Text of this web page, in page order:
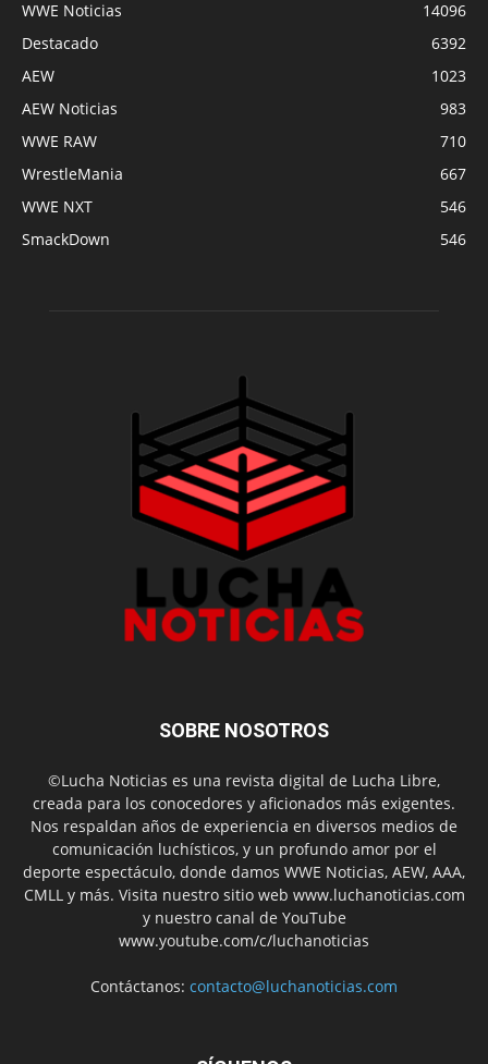
WWE Noticias
14096
Destacado
6392
AEW
1023
AEW Noticias
983
WWE RAW
710
WrestleMania
667
WWE NXT
546
SmackDown
546
SOBRE NOSOTROS
©Lucha Noticias es una revista digital de Lucha Libre,
creada para los conocedores y aficionados más exigentes.
Nos respaldan años de experiencia en diversos medios de
comunicación luchísticos, y un profundo amor por el
deporte espectáculo, donde damos WWE Noticias, AEW, AAA,
CMLL y más. Visita nuestro sitio web www.luchanoticias.com
y nuestro canal de YouTube
www.youtube.com/c/luchanoticias
Contáctanos: contacto@luchanoticias.com